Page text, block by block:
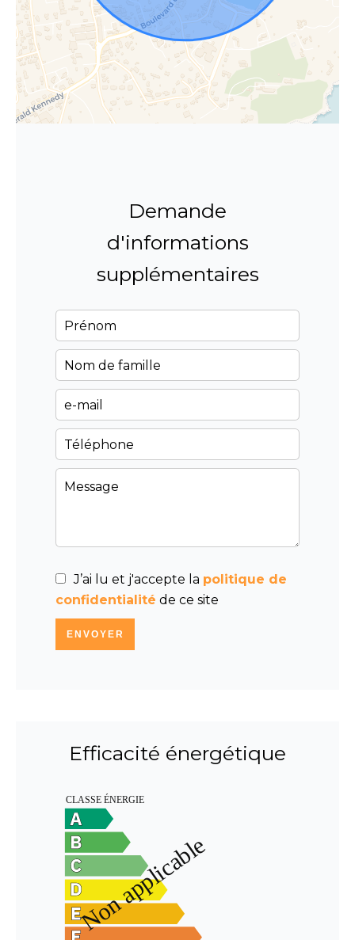
Demande
d'informations
supplémentaires
J’ai lu et j'accepte la politique de
confidentialité de ce site
ENVOYER
Efficacité énergétique